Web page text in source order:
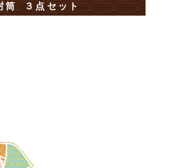
筒 ３点セット